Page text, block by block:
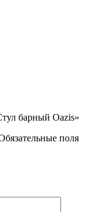
барный Oazis»
поля